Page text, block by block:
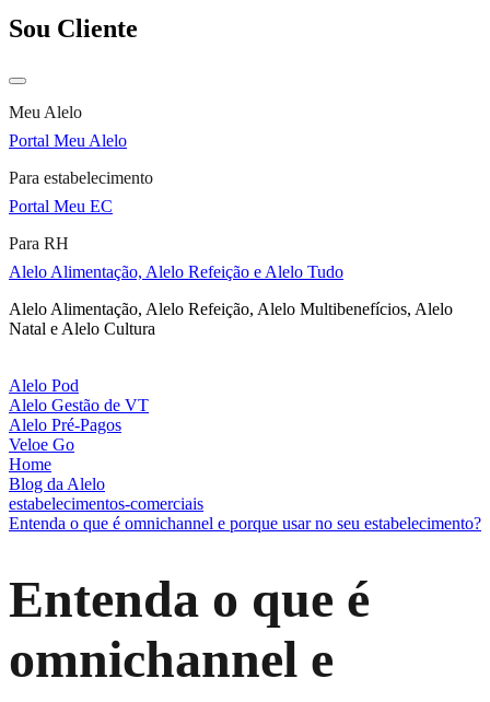
Sou Cliente
Meu Alelo
Portal Meu Alelo
Para estabelecimento
Portal Meu EC
Para RH
Alelo Alimentação, Alelo Refeição e Alelo Tudo
Alelo Alimentação, Alelo Refeição, Alelo Multibenefícios, Alelo
Natal e Alelo Cultura
Alelo Pod
Alelo Gestão de VT
Alelo Pré-Pagos
Veloe Go
Home
Blog da Alelo
estabelecimentos-comerciais
Entenda o que é omnichannel e porque usar no seu estabelecimento?
Entenda o que é
omnichannel e